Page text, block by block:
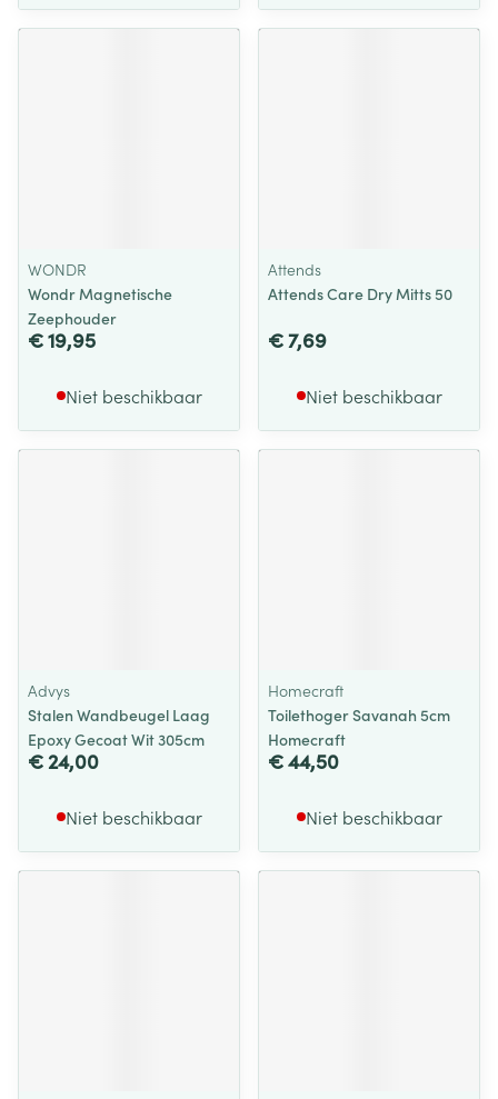
WONDR
Wondr Magnetische
Zeephouder
€ 19,95
Niet beschikbaar
Attends
Attends Care Dry Mitts 50
€ 7,69
Niet beschikbaar
Advys
Stalen Wandbeugel Laag
Epoxy Gecoat Wit 305cm
€ 24,00
Niet beschikbaar
Homecraft
Toilethoger Savanah 5cm
Homecraft
€ 44,50
Niet beschikbaar